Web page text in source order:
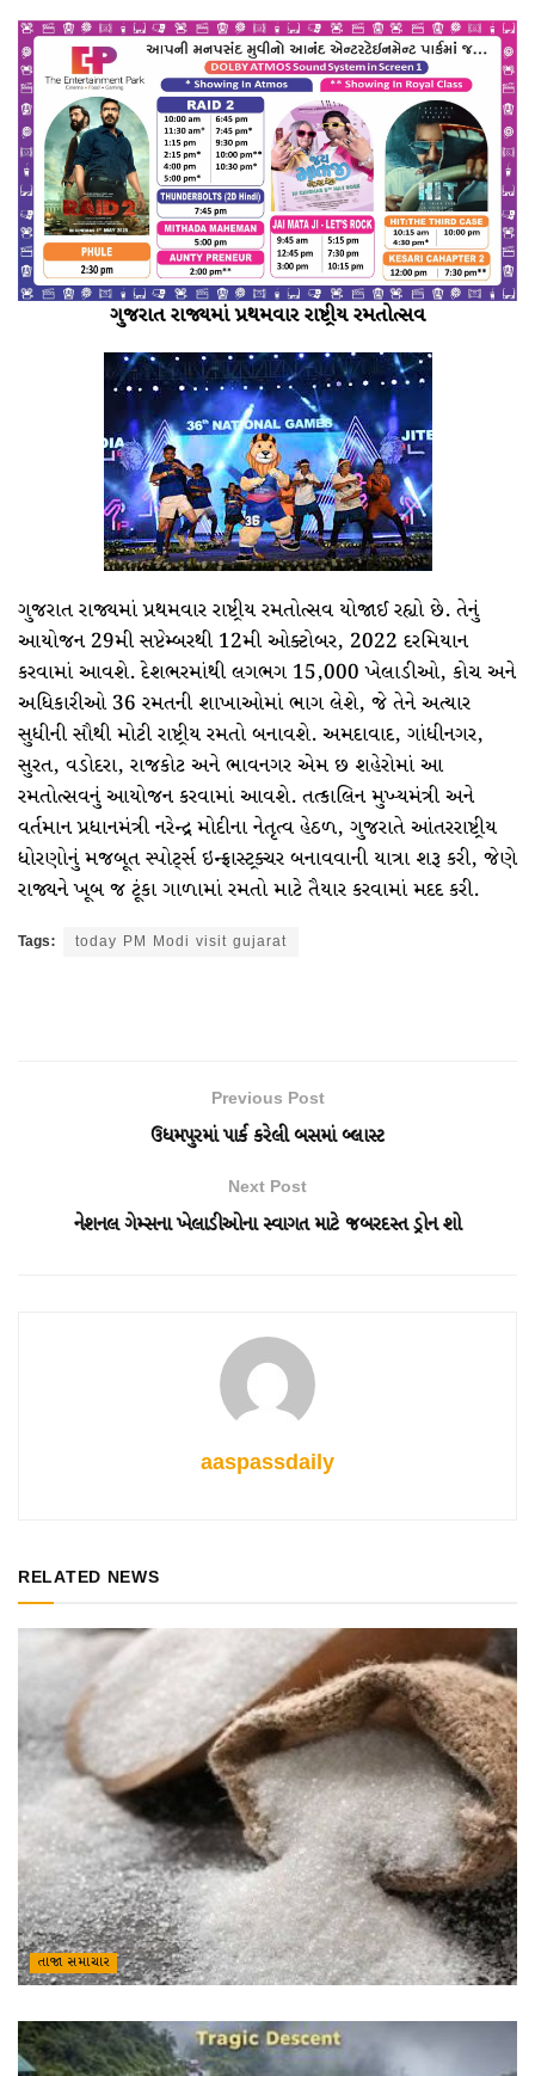
ગુજરાત રાજ્યમાં પ્રથમવાર રાષ્ટ્રીય રમતોત્સવ
ગુજરાત રાજ્યમાં પ્રથમવાર રાષ્ટ્રીય રમતોત્સવ યોજાઈ રહ્યો છે. તેનું
આયોજન 29મી સપ્ટેમ્બરથી 12મી ઓક્ટોબર, 2022 દરમિયાન
કરવામાં આવશે. દેશભરમાંથી લગભગ 15,000 ખેલાડીઓ, કોચ અને
અધિકારીઓ 36 રમતની શાખાઓમાં ભાગ લેશે, જે તેને અત્યાર
સુધીની સૌથી મોટી રાષ્ટ્રીય રમતો બનાવશે. અમદાવાદ, ગાંધીનગર,
સુરત, વડોદરા, રાજકોટ અને ભાવનગર એમ છ શહેરોમાં આ
રમતોત્સવનું આયોજન કરવામાં આવશે. તત્કાલિન મુખ્યમંત્રી અને
વર્તમાન પ્રધાનમંત્રી નરેન્દ્ર મોદીના નેતૃત્વ હેઠળ, ગુજરાતે આંતરરાષ્ટ્રીય
ધોરણોનું મજબૂત સ્પોર્ટ્સ ઇન્ફ્રાસ્ટ્રક્ચર બનાવવાની યાત્રા શરૂ કરી, જેણે
રાજ્યને ખૂબ જ ટૂંકા ગાળામાં રમતો માટે તૈયાર કરવામાં મદદ કરી.
Tags: today PM Modi visit gujarat
Previous Post
ઉધમપુરમાં પાર્ક કરેલી બસમાં બ્લાસ્ટ
Next Post
નેશનલ ગેમ્સના ખેલાડીઓના સ્વાગત માટે જબરદસ્ત ડ્રોન શો
aaspassdaily
RELATED NEWS
તાજા સમાચાર